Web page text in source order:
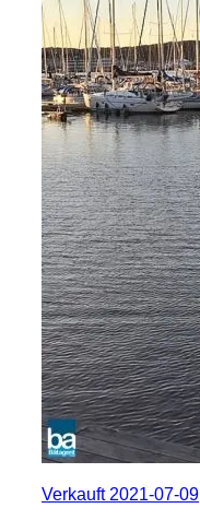
Verkauft 2021-07-09